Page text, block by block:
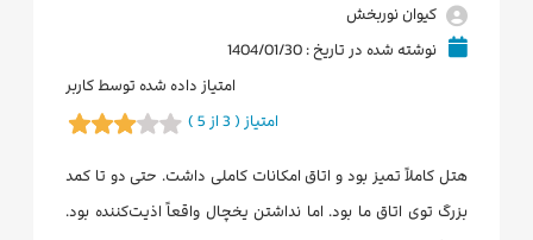
کیوان نوربخش
نوشته شده در تاریخ : 1404/01/30
امتیاز داده شده توسط کاربر
امتیاز ( 3 از 5 )
هتل کاملاً تمیز بود و اتاق‌ امکانات کاملی داشت. حتی دو تا کمد
بزرگ توی اتاق ما بود. اما نداشتن یخچال واقعاً اذیت‌کننده بود.